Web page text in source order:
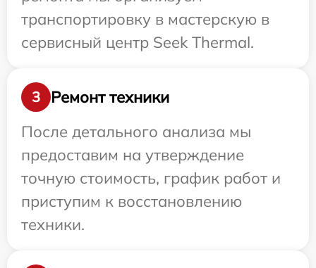
транспортировку в мастерскую в
сервисный центр Seek Thermal.
3
Ремонт техники
После детального анализа мы
предоставим на утверждение
точную стоимость, график работ и
приступим к восстановлению
техники.